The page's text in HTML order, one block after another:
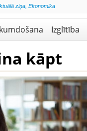
Aktuālā ziņa,Bizness Latvijā
Izglītība
kāpt